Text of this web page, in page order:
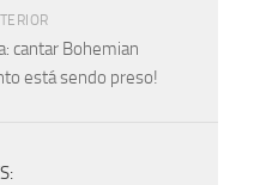
cantar Bohemian
está sendo preso!